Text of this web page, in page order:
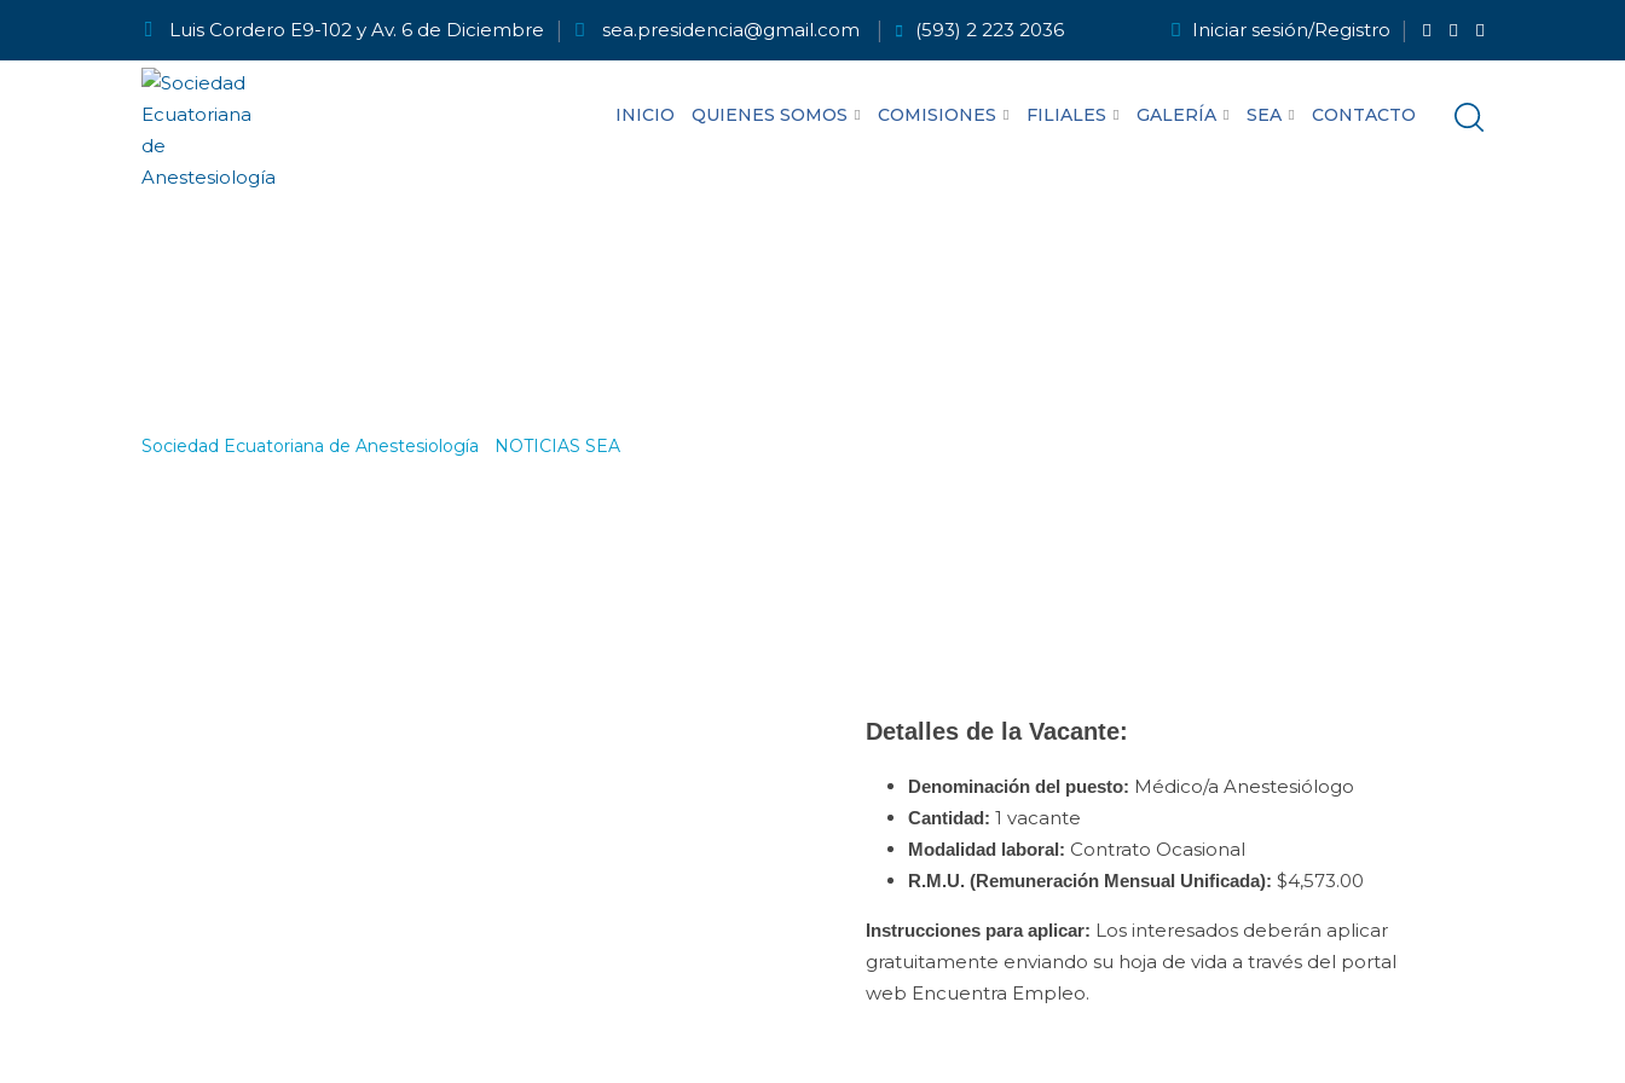
Luis Cordero E9-102 y Av. 6 de Diciembre sea.presidencia@gmail.com (593) 2 223 2036 Iniciar sesión/Registro
INICIO QUIENES SOMOS COMISIONES FILIALES GALERÍA SEA CONTACTO
Sociedad Ecuatoriana de Anestesiología NOTICIAS SEA
Detalles de la Vacante:
Denominación del puesto: Médico/a Anestesiólogo
Cantidad: 1 vacante
Modalidad laboral: Contrato Ocasional
R.M.U. (Remuneración Mensual Unificada): $4,573.00
Instrucciones para aplicar: Los interesados deberán aplicar
gratuitamente enviando su hoja de vida a través del portal
web Encuentra Empleo.